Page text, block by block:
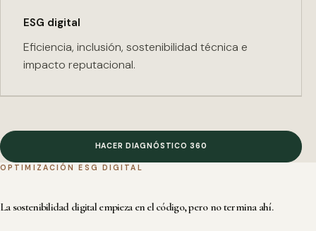
ESG digital
Eficiencia, inclusión, sostenibilidad técnica e
impacto reputacional.
HACER DIAGNÓSTICO 360
OPTIMIZACIÓN ESG DIGITAL
La sostenibilidad digital empieza en el código, pero no termina ahí.